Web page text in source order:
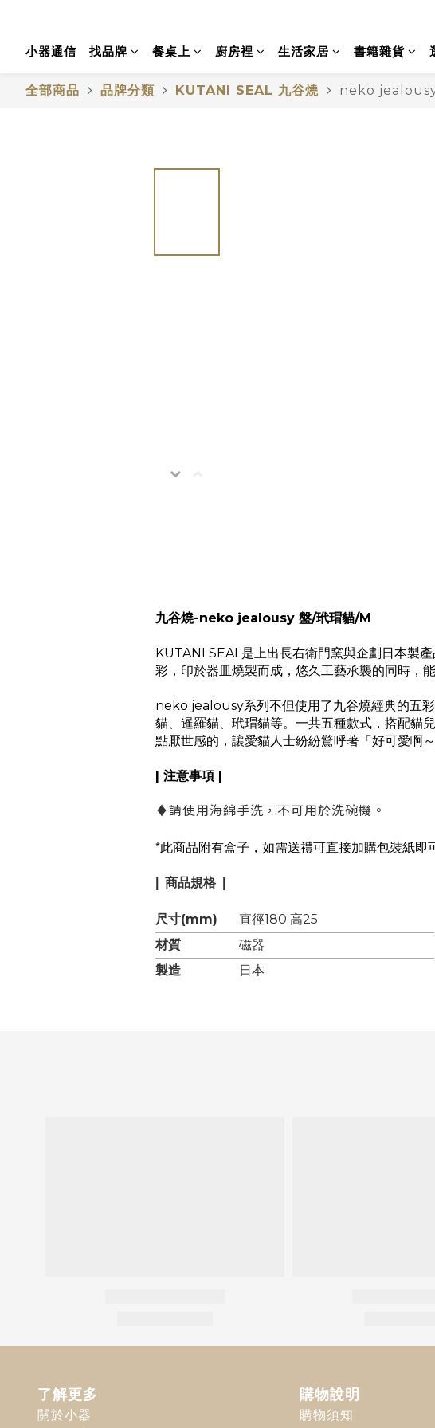
小器通信 找品牌 餐桌上 廚房裡 生活家居 書籍雜貨
全部商品 品牌分類 KUTANI SEAL 九谷燒 neko
九谷燒-neko jealousy 盤/玳瑁貓/M
KUTANI SEAL是上出長右衛門窯與企劃日本製
彩，印於器皿燒製而成，悠久工藝承襲的同時，
neko jealousy系列不但使用了九谷燒經典的五
貓、暹羅貓、玳瑁貓等。一共五種款式，搭配貓
點厭世感的，讓愛貓人士紛紛驚呼著「好可愛啊～
| 注意事項 |
♦請使用海綿手洗，不可用於洗碗機。
*此商品附有盒子，如需送禮可直接加購包裝紙即
| 商品規格 |
尺寸(mm)
直徑180 高25
材質
磁器
製造 日本
了解更多
關於小器
購物說明
購物須知